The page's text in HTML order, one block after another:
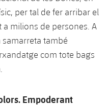
per tal de fer arribar el
milions de persones. A
samarreta també
com tote bags
Empoderant